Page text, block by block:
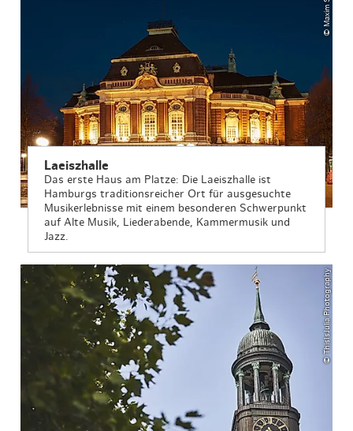
Laeiszhalle
Das erste Haus am Platze: Die Laeiszhalle ist
Hamburgs traditionsreicher Ort für ausgesuchte
Musikerlebnisse mit einem besonderen Schwerpunkt
auf Alte Musik, Liederabende, Kammermusik und
Jazz.
© ThisIsJulia Photography